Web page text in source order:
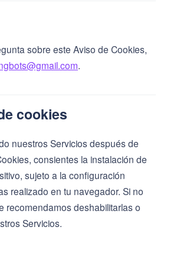
sobre este Aviso de Cookies,
.
cookies
nuestros Servicios después de
consientes la instalación de
sujeto a la configuración
realizado en tu navegador. Si no
recomendamos deshabilitarlas o
Servicios.